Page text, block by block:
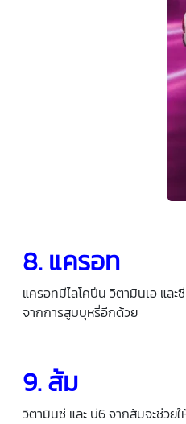
8. แครอท
แครอทมีไลโคปีน วิตามินเอ แล
จากการสูบบุหรี่อีกด้วย
9. ส้ม
วิตามินซี และ บี6 จากส้มจะช่วย